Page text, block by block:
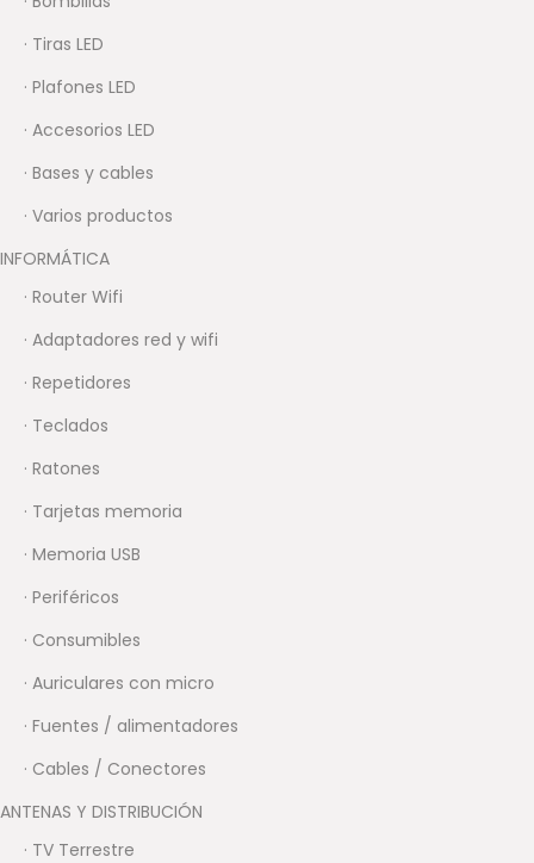
· Tiras LED
· Plafones LED
· Accesorios LED
· Bases y cables
· Varios productos
INFORMÁTICA
· Router Wifi
· Adaptadores red y wifi
· Repetidores
· Teclados
· Ratones
· Tarjetas memoria
· Memoria USB
· Periféricos
· Consumibles
· Auriculares con micro
· Fuentes / alimentadores
· Cables / Conectores
ANTENAS Y DISTRIBUCIÓN
· TV Terrestre